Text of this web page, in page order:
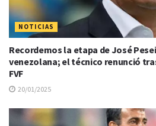
NOTICIAS
Recordemos la etapa de José
venezolana; el técnico renunció
FVF
20/01/2025